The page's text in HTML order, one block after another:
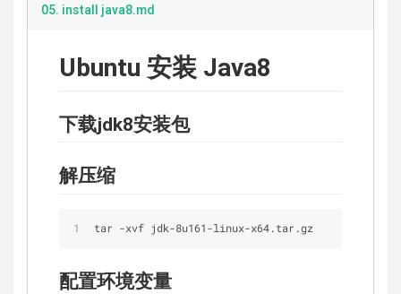
05. install java8.md
Ubuntu 安装 Java8
下载jdk8安装包
解压缩
tar -xvf jdk-8u161-linux-x64.tar.gz
配置环境变量